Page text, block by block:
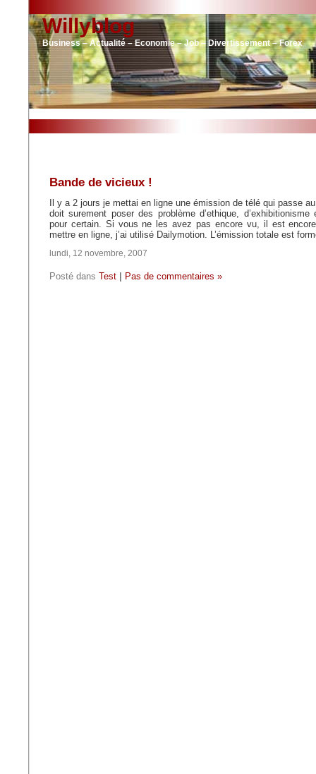
Willyblog
Business – Actualité – Economie – Job – Divertissement – Forex
Bande de vicieux !
Il y a 2 jours je mettai en ligne une émission de télé qui passe
doit surement poser des problème d’ethique,
pour certain. Si vous ne les avez pas encore vu, il est
mettre en ligne, j’ai utilisé Dailymotion. L’émission totale est
lundi, 12 novembre, 2007
Posté dans Test Pas de commentaires »